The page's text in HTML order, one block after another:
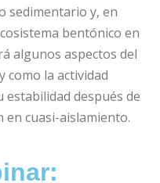
sedimentario y, en
bentónico en
algunos aspectos del
como la actividad
después de
en cuasi-aislamiento.